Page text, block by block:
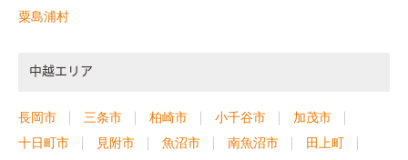
粟島浦村
中越エリア
長岡市 三条市 柏崎市 小千谷市
加茂市
十日町市
見附市 魚沼市 南魚沼市
田上町